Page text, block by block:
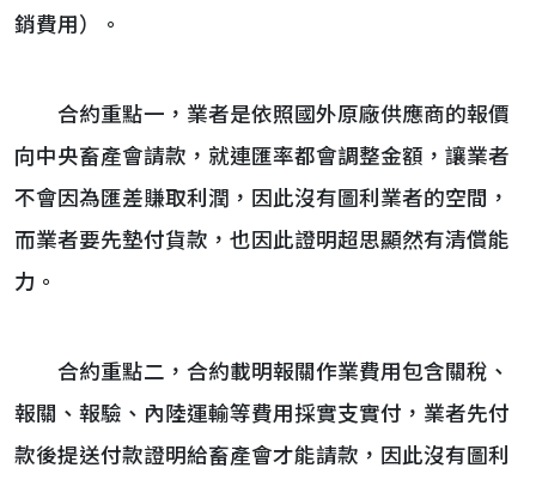
銷費用）。
合約重點一，業者是依照國外原廠供應商的報價
向中央畜產會請款，就連匯率都會調整金額，讓業者
不會因為匯差賺取利潤，因此沒有圖利業者的空間，
而業者要先墊付貨款，也因此證明超思顯然有清償能
力。
合約重點二，合約載明報關作業費用包含關稅、
報關、報驗、內陸運輸等費用採實支實付，業者先付
款後提送付款證明給畜產會才能請款，因此沒有圖利